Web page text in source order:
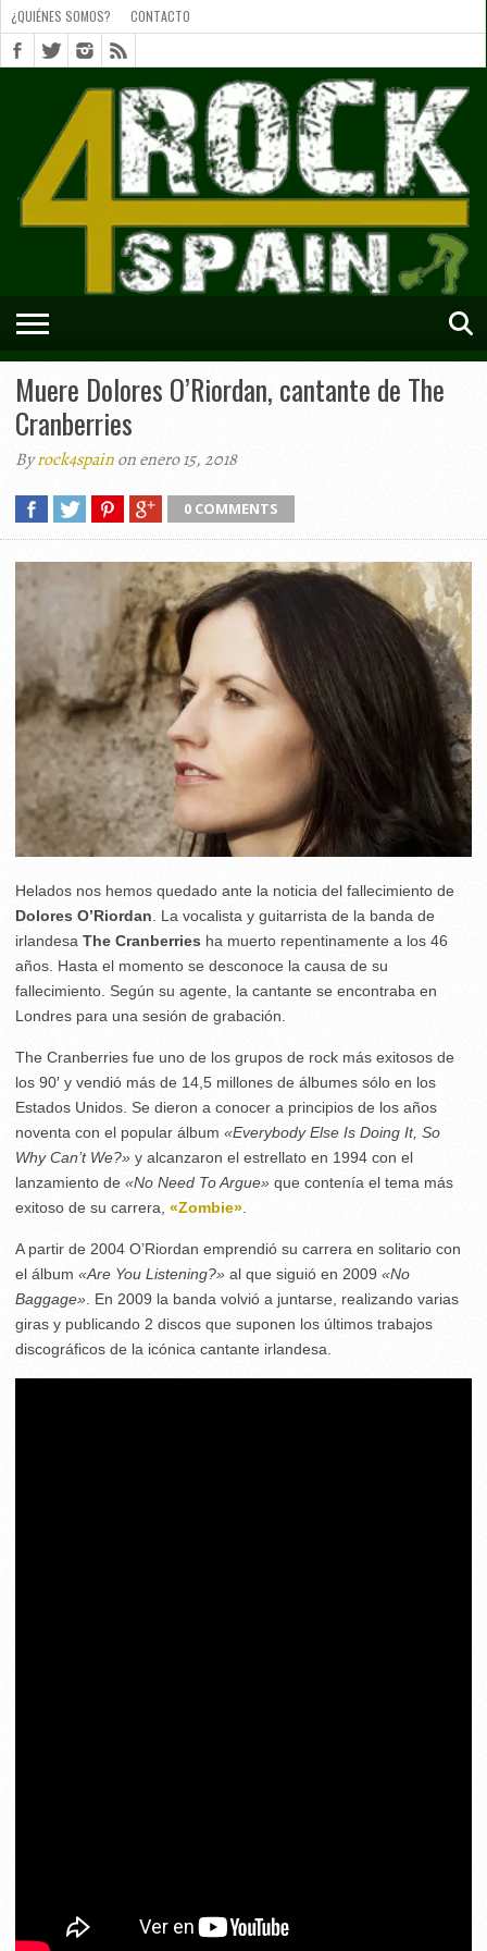
SOMOS?
CONTACTO
SHORTS
¿QUIÉNES SOMOS? CONTACTO
Muere Dolores O’Riordan, cantante de The
Cranberries
Byrock4spainon enero 15, 2018
0 COMMENTS
Helados nos hemos quedado ante la noticia del fallecimiento de
Dolores O’Riordan . La vocalista y guitarrista de la banda de
irlandesa The Cranberries ha muerto repentinamente a los 46
años. Hasta el momento se desconoce la causa de su
fallecimiento. Según su agente, la cantante se encontraba en
Londres para una sesión de grabación.
The Cranberries fue uno de los grupos de rock más exitosos de
los 90′ y vendió más de 14,5 millones de álbumes sólo en los
Estados Unidos. Se dieron a conocer a principios de los años
noventa con el popular álbum «Everybody Else Is Doing It, So
Why Can’t We?» y alcanzaron el estrellato en 1994 con el
lanzamiento de «No Need To Argue» que contenía el tema más
exitoso de su carrera, «Zombie»
A partir de 2004 O’Riordan emprendió su carrera en solitario con
el álbum «Are You Listening?» al que siguió en 2009 «No
Baggage» . En 2009 la banda volvió a juntarse, realizando varias
giras y publicando 2 discos que suponen los últimos trabajos
discográficos de la icónica cantante irlandesa.